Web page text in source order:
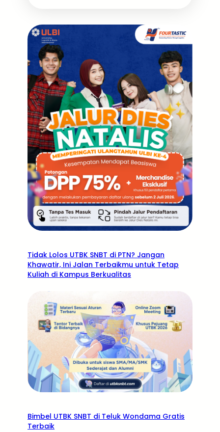
Tidak Lolos UTBK SNBT di PTN? Jangan
Khawatir, Ini Jalan Terbaikmu untuk Tetap
Kuliah di Kampus Berkualitas
Bimbel UTBK SNBT di Teluk Wondama Gratis
Terbaik